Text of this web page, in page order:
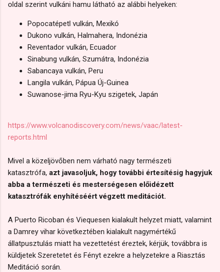
oldal szerint vulkáni hamu látható az alábbi helyeken:
Popocatépetl vulkán, Mexikó
Dukono vulkán, Halmahera, Indonézia
Reventador vulkán, Ecuador
Sinabung vulkán, Szumátra, Indonézia
Sabancaya vulkán, Peru
Langila vulkán, Pápua Új-Guinea
Suwanose-jima Ryu-Kyu szigetek, Japán
https://www.volcanodiscovery.com/news/vaac/latest-
reports.html
Mivel a közeljövőben nem várható nagy természeti
katasztrófa, azt javasoljuk, hogy további értesítésig hagyjuk
abba a természeti és mesterségesen előidézett
katasztrófák enyhítéséért végzett meditációt.
A Puerto Ricoban és Viequesen kialakult helyzet miatt, valamint
a Damrey vihar következtében kialakult nagymértékű
állatpusztulás miatt ha vezettetést éreztek, kérjük, továbbra is
küldjetek Szeretetet és Fényt ezekre a helyzetekre a Riasztás
Meditáció során.